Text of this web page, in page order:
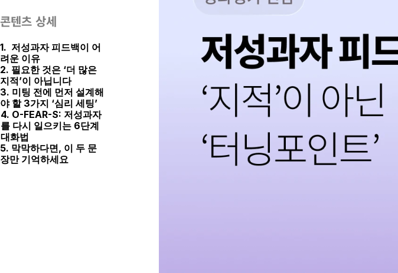
콘텐츠 상세
1.  저성과자 피드백이 어
려운 이유
2. 필요한 것은 ‘더 많은
지적’이 아닙니다
3. 미팅 전에 먼저 설계해
야 할 3가지 ‘심리 세팅’
4. O-FEAR-S: 저성과자
를 다시 일으키는 6단계
대화법
5. 막막하다면, 이 두 문
장만 기억하세요